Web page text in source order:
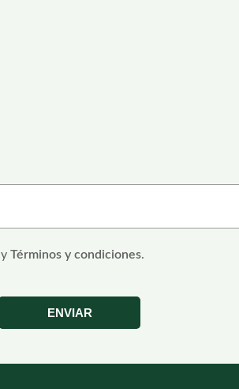
y Términos y condiciones.
ENVIAR